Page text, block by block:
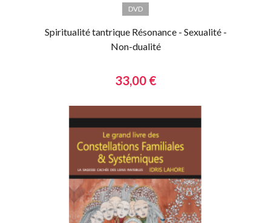
DVD
Spiritualité tantrique Résonance - Sexualité -
Non-dualité
33,00 €